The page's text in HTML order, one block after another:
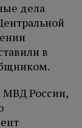
дела
в
МВД России,